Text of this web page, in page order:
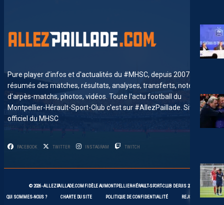
Pure player d'infos et d'actualités du #MHSC, depuis 2007. News,
résumés des matches, résultats, analyses, transferts, notes
d'arpès-matchs, photos, vidéos. Toute l'actu football du
Montpellier-Hérault-Sport-Club c'est sur #AllezPaillade. Site non-
officiel du MHSC
FACEBOOK TWITTER INSTAGRAM TWITCH
© 2026 -ALLEZPAILLADE.COM FIDÈLE AUMONTPELLIER-HÉRAULT-SPORT-CLUB DEPUIS 2007
QUI SOMMES-NOUS ? CHARTE DU SITE POLITIQUE DE CONFIDENTIALITÉ REJOIGNEZ-NOUS !